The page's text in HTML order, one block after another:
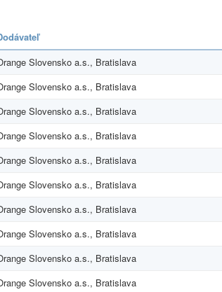
Slovensko a.s., Bratislava
Slovensko a.s., Bratislava
Slovensko a.s., Bratislava
Slovensko a.s., Bratislava
Slovensko a.s., Bratislava
Slovensko a.s., Bratislava
Slovensko a.s., Bratislava
Slovensko a.s., Bratislava
Slovensko a.s., Bratislava
Slovensko a.s., Bratislava